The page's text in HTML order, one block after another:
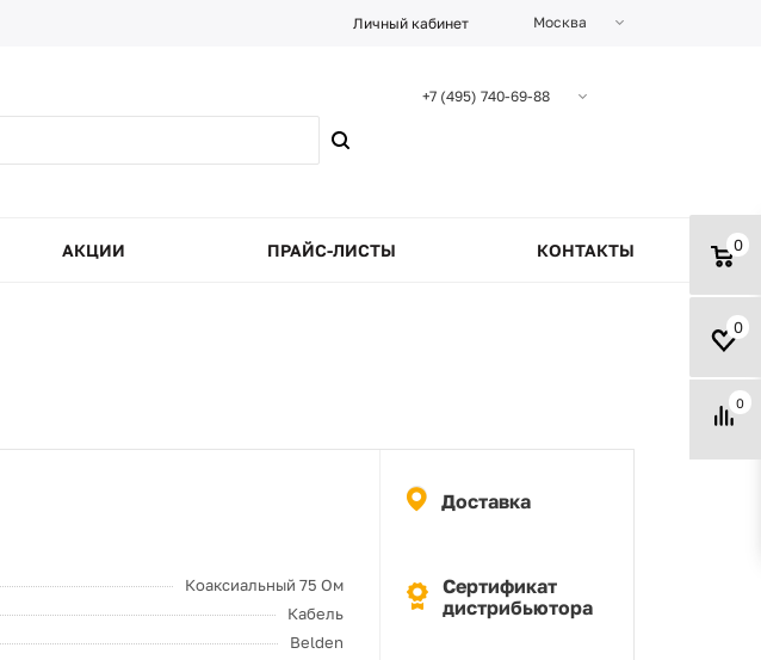
Личный кабинет Москва
+7 (495) 740-69-88
0
0
0
АКЦИИ ПРАЙС-ЛИСТЫ КОНТАКТЫ
Коаксиальный 75 Ом
Кабель
Belden
Доставка
Сертификат
дистрибьютора